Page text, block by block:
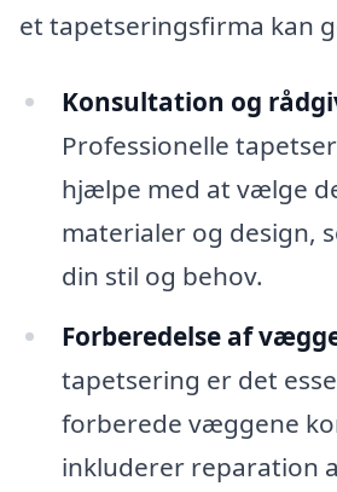
et tapetseringsfirma kan
Konsultation og
Professionelle
hjælpe med at vælge
materialer og design,
din stil og behov.
Forberedelse af
tapetsering er det
forberede væggene
inkluderer reparation